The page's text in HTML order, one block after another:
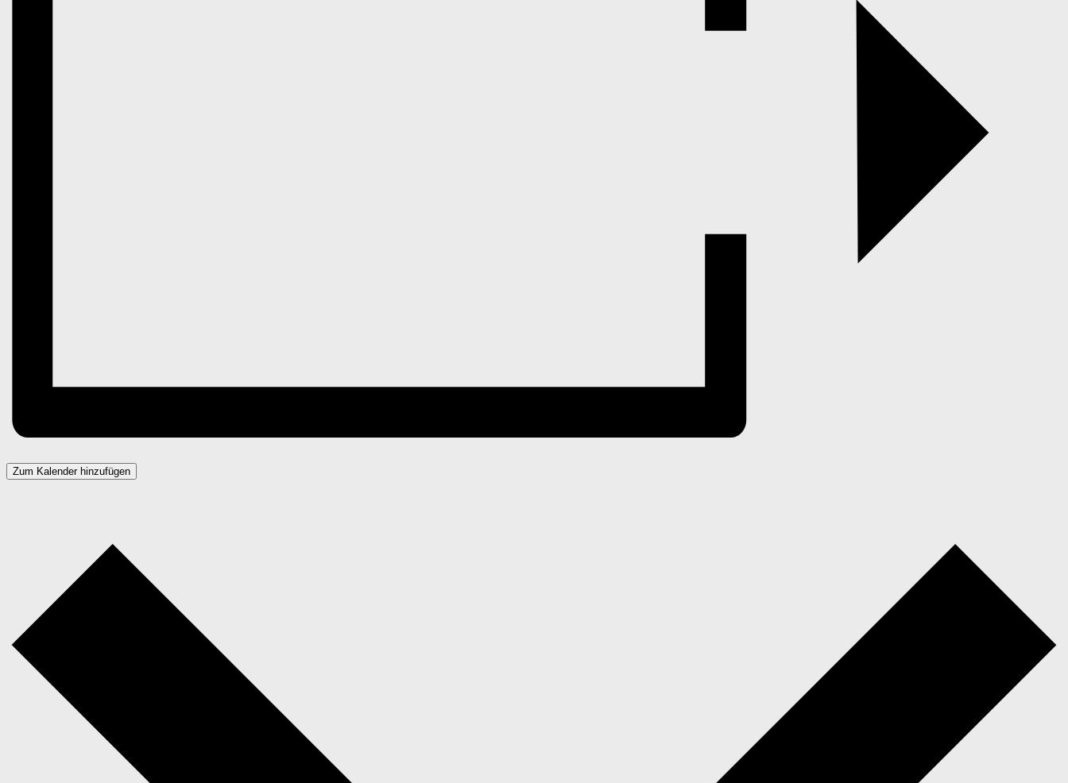
Zum Kalender hinzufügen